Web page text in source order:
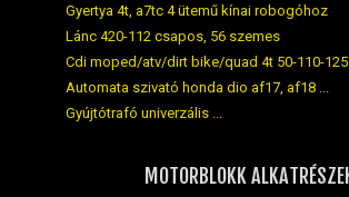
Gyertya 4t, a7tc 4 ütemű kínai robogóhoz
Lánc 420-112 csapos, 56 szemes
Cdi moped/atv/dirt bike/quad 4t 50-110-
Automata szivató honda dio af17, af18 ...
Gyújtótrafó univerzális ...
MOTORBLOKK